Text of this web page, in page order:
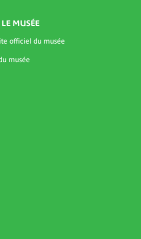
MUSÉE
officiel du musée
musée